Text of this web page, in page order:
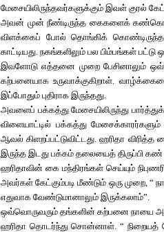
மேசையிலிருந்தவர்களுக்கும் இவள் குரல்
அவன் முன் நீண்டிருந்த கைகளைக்
விளக்கைப் போல் தொங்கிக் கொண்டிருந்த
காட்டியது. நகங்களிலும் பல பிம்பங்கள் பட்டு
இவளோடு எத்தனை முறை பேசினாலும்
கற்பனையாக உருவாக்குகிறாள்.
இப்போதும் புதிராக இருந்தது.
அவளைப் பக்கத்து மேசையிலிருந்து
விளையாட்டில் பக்கத்து
ஆவல் கிளறப்பட்டுவிட்டது. ஹரிதா
இருந்த இடது பக்கம் தலையைத் திருப்பி
ஹரிதாவின் கை மந்திரங்கள் செய்யும்
அவர்கள் கேட்கும்படி மீண்டும் ஒரு முறை,
எதுவாக வேண்டுமானாலும் இருக்கலாம்”.
ஒவ்வொருவரும் தங்களின் கற்பனை நாயை
ஹரிதா தொடர்ந்து சொன்னாள். “ நிறையத்